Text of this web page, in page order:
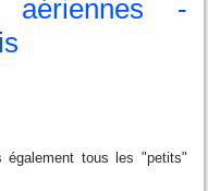
aériennes -
également tous les "petits"